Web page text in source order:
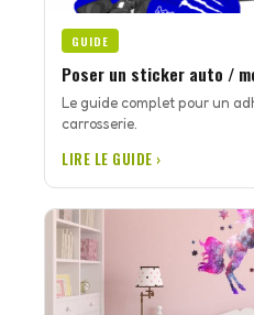
GUIDE
Poser un sticker auto /
Le guide complet pour un
carrosserie.
LIRE LE GUIDE ›